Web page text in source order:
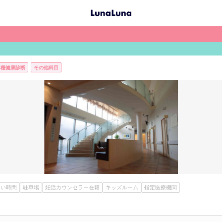
健康診断 その他科目
時間 駐車場 妊活カウンセラー在籍 キッズルーム 指定医療機関